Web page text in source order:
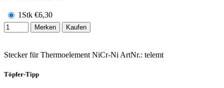
1Stk €6,30
Merken Kaufen
Stecker für Thermoelement NiCr-Ni ArtNr.: telemt
Töpfer-Tipp